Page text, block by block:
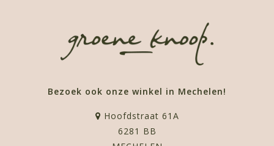
Bezoek ook onze winkel in Mechelen!
Hoofdstraat 61A
6281 BB